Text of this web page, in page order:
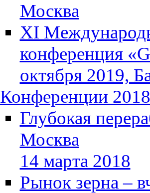
Москва
XI
конференция
октября 2019,
Конференции 2018
Глубокая
Москва
14 марта 2018
Рынок зерна –